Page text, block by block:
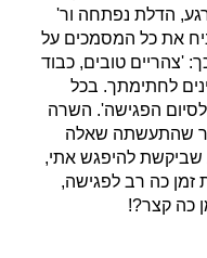
הדלת נפתחה ור'
את כל המסמכים על
'צהריים טובים, כבוד
לחתימתך. בכל
הפגישה'. השרה
שהתעשתה שאלה
להיפגש אתי,
זמן כה רב לפגישה,
כה קצר?!